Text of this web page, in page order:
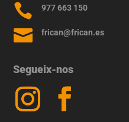
 977 663 150
 frican@frican.es
Segueix-nos